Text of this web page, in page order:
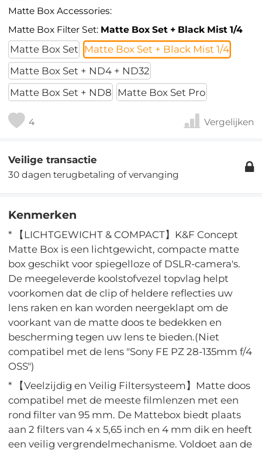
Matte Box Accessories:
Matte Box Filter Set: Matte Box Set + Black Mist 1/4
Matte Box Set Matte Box Set + Black Mist 1/4
Matte Box Set + ND4 + ND32
Matte Box Set + ND8
Matte Box Set Pro
4 Vergelijken
Veilige transactie
30 dagen terugbetaling of vervanging
Kenmerken
* 【LICHTGEWICHT & COMPACT】K&F Concept
Matte Box is een lichtgewicht, compacte matte
box geschikt voor spiegelloze of DSLR-camera's.
De meegeleverde koolstofvezel topvlag helpt
voorkomen dat de clip of heldere reflecties uw
lens raken en kan worden neergeklapt om de
voorkant van de matte doos te bedekken en
bescherming tegen uw lens te bieden.(Niet
compatibel met de lens "Sony FE PZ 28-135mm f/4
OSS")
* 【Veelzijdig en Veilig Filtersysteem】Matte doos
compatibel met de meeste filmlenzen met een
rond filter van 95 mm. De Mattebox biedt plaats
aan 2 filters van 4 x 5,65 inch en 4 mm dik en heeft
een veilig vergrendelmechanisme. Voldoet aan de